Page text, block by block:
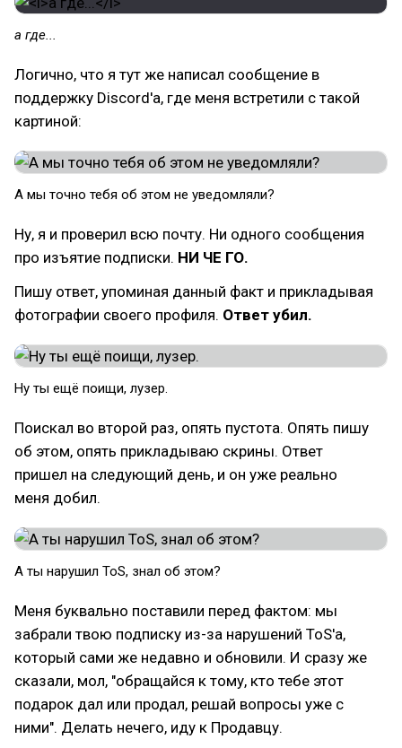
а где...
Логично, что я тут же написал сообщение в
поддержку Discord'a, где меня встретили с такой
картиной:
А мы точно тебя об этом не уведомляли?
Ну, я и проверил всю почту. Ни одного сообщения
про изъятие подписки. НИ ЧЕ ГО.
Пишу ответ, упоминая данный факт и прикладывая
фотографии своего профиля. Ответ убил.
Ну ты ещё поищи, лузер.
Поискал во второй раз, опять пустота. Опять пишу
об этом, опять прикладываю скрины. Ответ
пришел на следующий день, и он уже реально
меня добил.
А ты нарушил ToS, знал об этом?
Меня буквально поставили перед фактом: мы
забрали твою подписку из-за нарушений ToS'а,
который сами же недавно и обновили. И сразу же
сказали, мол, "обращайся к тому, кто тебе этот
подарок дал или продал, решай вопросы уже с
ними". Делать нечего, иду к Продавцу.